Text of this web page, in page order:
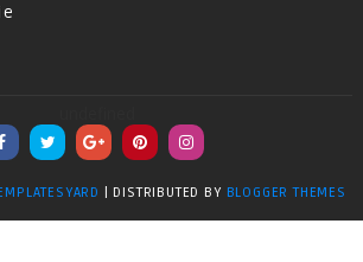
| DISTRIBUTED BY BLOGGER THEMES